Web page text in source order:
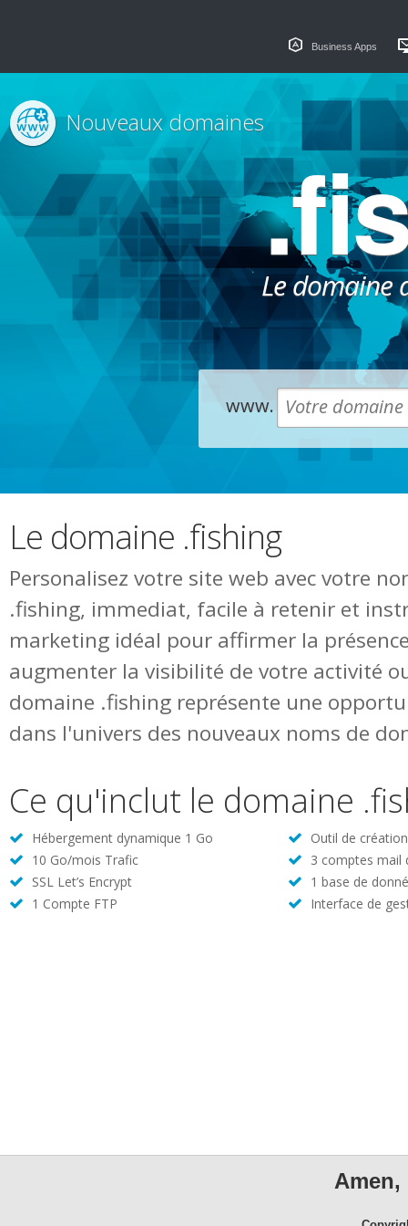
Business Apps
Le domaine
Nouveaux domaines
www.
Le domaine .fishing
Personalisez votre site web avec votre
.fishing, immediat, facile à retenir et
marketing idéal pour affirmer la
augmenter la visibilité de votre activité
domaine .fishing représente une
dans l'univers des nouveaux noms de
Ce qu'inclut le domaine
Hébergement dynamique 1 Go
Outil de
10 Go/mois Trafic
3 comptes mail
SSL Let’s Encrypt
1 base de
1 Compte FTP
Interface de